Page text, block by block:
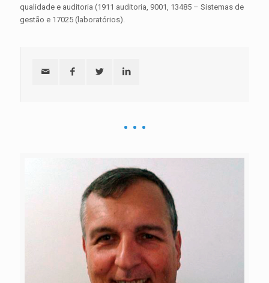
qualidade e auditoria (1911 auditoria, 9001, 13485 – Sistemas de
gestão e 17025 (laboratórios).